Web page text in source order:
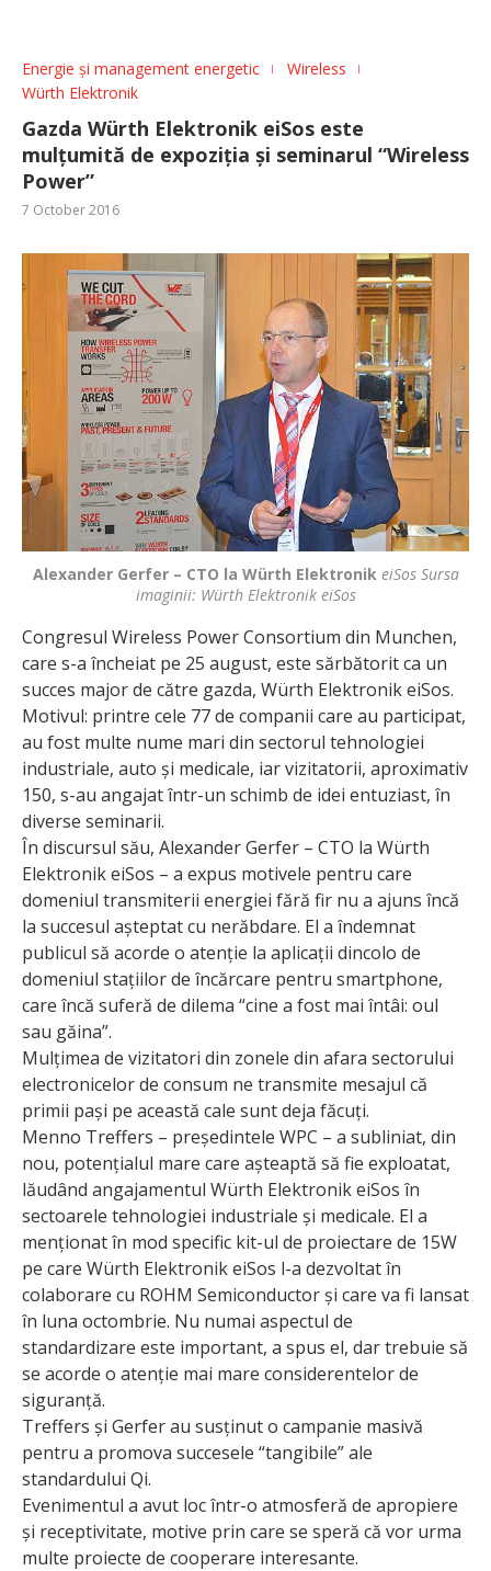
Energie și management energetic
Wireless
Würth Elektronik
Gazda Würth Elektronik eiSos este
mulțumită de expoziția și seminarul “Wireless
Power”
7 October 2016
Alexander Gerfer – CTO la Würth ElektronikeiSos Sursa
imaginii: Würth Elektronik eiSos
Congresul Wireless Power Consortium din Munchen,
care s-a încheiat pe 25 august, este sărbătorit ca un
succes major de către gazda, Würth Elektronik eiSos.
Motivul: printre cele 77 de companii care au participat,
au fost multe nume mari din sectorul tehnologiei
industriale, auto și medicale, iar vizitatorii, aproximativ
150, s-au angajat într-un schimb de idei entuziast, în
diverse seminarii.
În discursul său, Alexander Gerfer – CTO la Würth
Elektronik eiSos – a expus motivele pentru care
domeniul transmiterii energiei fără fir nu a ajuns încă
la succesul așteptat cu nerăbdare. El a îndemnat
publicul să acorde o atenție la aplicații dincolo de
domeniul stațiilor de încărcare pentru smartphone,
care încă suferă de dilema “cine a fost mai întâi: oul
sau găina”.
Mulțimea de vizi­tatori din zonele din afara sectorului
electronicelor de consum ne transmite mesajul că
primii pași pe această cale sunt deja făcuți.
Menno Treffers – președintele WPC – a subliniat, din
nou, potențialul mare care așteaptă să fie exploatat,
lăudând angajamentul Würth Elektronik eiSos în
sectoarele tehnologiei industriale și medicale. El a
menționat în mod specific kit-ul de proiectare de 15W
pe care Würth Elektronik eiSos l-a dezvoltat în
colaborare cu ROHM Semiconductor și care va fi lansat
în luna octom­brie. Nu numai aspectul de
standardizare este important, a spus el, dar trebuie să
se acorde o atenție mai mare considerentelor de
siguranță.
Treffers și Gerfer au susținut o campanie masivă
pentru a promova succesele “tangibile” ale
standardului Qi.
Evenimentul a avut loc într-o atmosferă de apropiere
și receptivitate, motive prin care se speră că vor urma
multe proiecte de cooperare interesante.